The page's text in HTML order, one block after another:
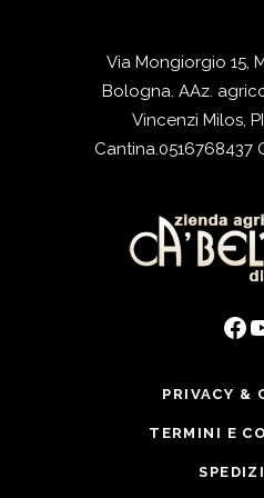
Via Mongiorgio 15,
Bologna. AAz.
Vincenzi Milos,
Cantina.0516768437
PRIVACY &
TERMINI E